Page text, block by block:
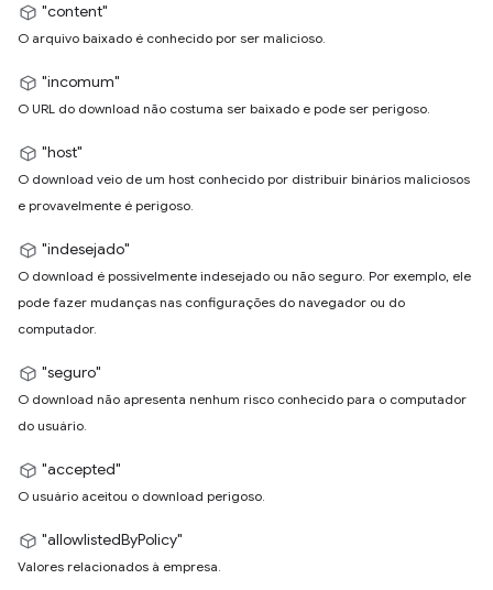
"content"
O arquivo baixado é conhecido por ser malicioso.
"incomum"
O URL do download não costuma ser baixado e pode ser perigoso.
"host"
O download veio de um host conhecido por distribuir binários maliciosos
e provavelmente é perigoso.
"indesejado"
O download é possivelmente indesejado ou não seguro. Por exemplo, ele
pode fazer mudanças nas configurações do navegador ou do
computador.
"seguro"
O download não apresenta nenhum risco conhecido para o computador
do usuário.
"accepted"
O usuário aceitou o download perigoso.
"allowlistedByPolicy"
Valores relacionados à empresa.